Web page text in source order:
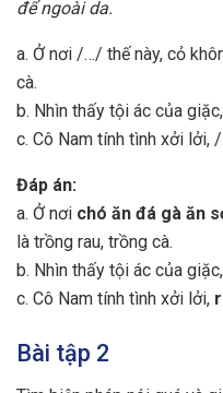
để ngoài da.
a. Ở nơi /…/ thế này, cỏ
cà.
b. Nhìn thấy tội ác của
c. Cô Nam tính tình xởi lởi,
Đáp án:
a. Ở nơi chó ăn đá gà ăn
là trồng rau, trồng cà.
b. Nhìn thấy tội ác của
c. Cô Nam tính tình xởi lởi,
Bài tập 2